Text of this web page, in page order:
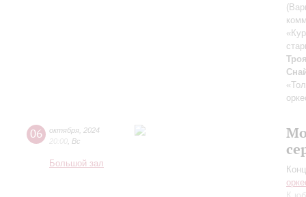
06 октября 2024
20:00 Вс
Большой зал